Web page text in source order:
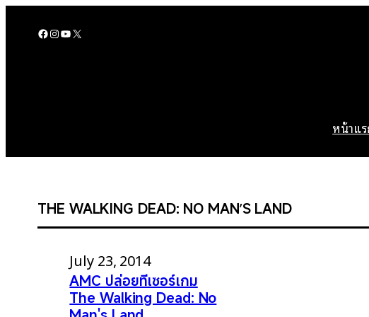
Facebook InstagramYouTube X
หน้าแ
THE WALKING DEAD: NO MAN’S LAND
July 23, 2014
AMC ปล่อยทีเซอร์เกม
The Walking Dead: No